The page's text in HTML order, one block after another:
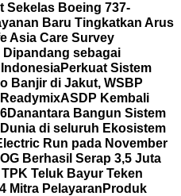
Sekelas Boeing 737-
Baru Tingkatkan Arus
Asia Care Survey
sebagai
Perkuat Sistem
Banjir di Jakut, WSBP
ASDP Kembali
Danantara Bangun Sistem
di seluruh Ekosistem
Run pada November
Berhasil Serap 3,5 Juta
TPK Teluk Bayur Teken
Mitra Pelayaran Produk